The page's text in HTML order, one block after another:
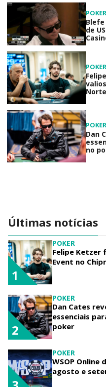
POKER
de
POKER
Norte
POKER
Dan
no
Últimas notícias
POKER
Felipe Ketzer
Event no
1
POKER
Dan Cates
essenciais
poker
2
POKER
WSOP
agosto e